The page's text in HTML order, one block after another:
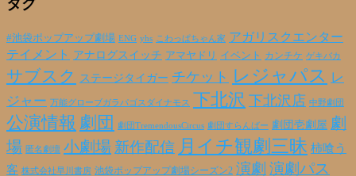
カ
ブ
#池袋ポップアップ劇場 ENG yhs こわっぱちゃん家 アガリスクエンター
テイメント アナログスイッチ アマヤドリ イベント カンチケ ゲキバカ
サブスク ステージタイガー チケット レジャパス レ
ジャー 万能グローブガラパゴスダイナモス 下北沢 下北沢店 中野劇団
公演情報 劇団 劇団TremendousCircus 劇団すらんばー 劇団壱劇屋 劇
場 匿名劇壇 小劇場 新作配信 月イチ観劇三昧 柿喰う
客 株式会社早川書房 池袋ポップアップ劇場シーズン2 演劇 演劇パス